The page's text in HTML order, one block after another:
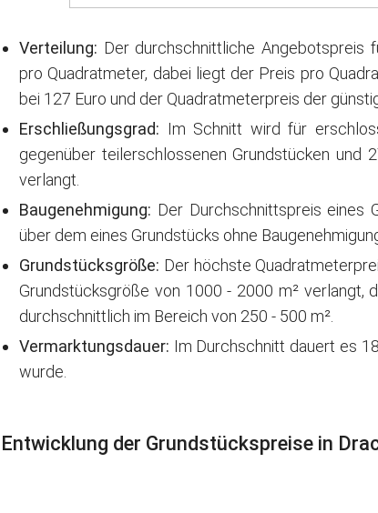
Verteilung: Der durchschnittliche Angebotspreis
pro Quadratmeter, dabei liegt der Preis pro
bei 127 Euro und der Quadratmeterpreis der
Erschließungsgrad: Im Schnitt wird für
gegenüber teilerschlossenen Grundstücken und
verlangt.
Baugenehmigung: Der Durchschnittspreis eines
über dem eines Grundstücks ohne
Grundstücksgröße: Der höchste
Grundstücksgröße von 1000 - 2000 m² verlangt,
durchschnittlich im Bereich von 250 - 500 m².
Vermarktungsdauer: Im Durchschnitt dauert es
wurde.
Entwicklung der Grundstückspreise in